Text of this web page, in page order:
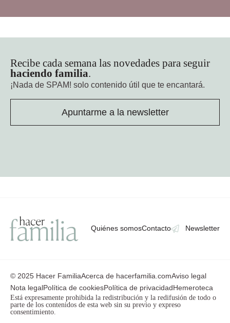
Recibe cada semana las novedades para seguir
haciendo familia.
¡Nada de SPAM! solo contenido útil que te encantará.
Apuntarme a la newsletter
Quiénes somosContacto Newsletter
© 2025 Hacer FamiliaAcerca de hacerfamilia.comAviso legal
Nota legalPolítica de cookiesPolítica de privacidadHemeroteca
Está expresamente prohibida la redistribución y la redifusión de todo o
parte de los contenidos de esta web sin su previo y expreso
consentimiento.